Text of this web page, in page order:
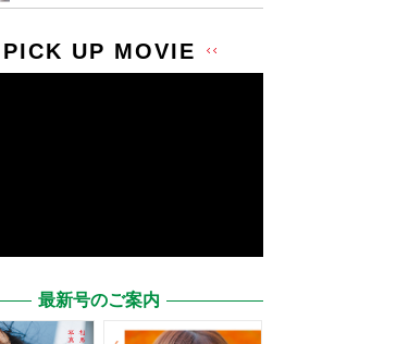
PICK UP MOVIE
最新号のご案内